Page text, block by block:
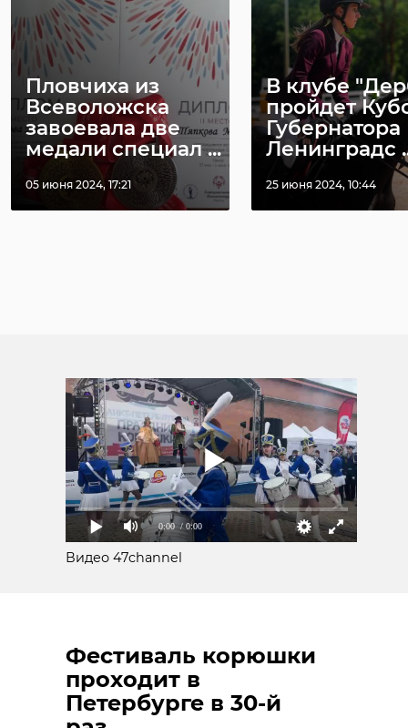
Пловчиха из
Всеволожска
завоевала две
медали специал ...
05 июня 2024, 17:21
В клубе
пройдет
Губернатора
Ленинградс
25 июня 2024, 10:44
0:00 / 0:00
Видео 47channel
Фестиваль корюшки
проходит в
Петербурге в 30-й